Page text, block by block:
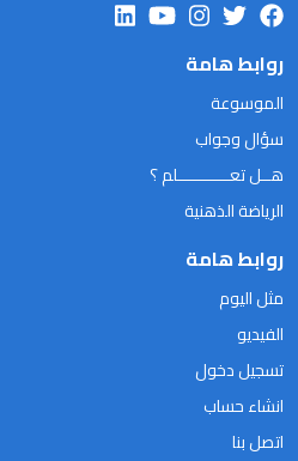
روابط هامة
الموسوعة
سؤال وجواب
هــل تعـــــــــــلم ؟
الرياضة الذهنية
روابط هامة
مثل اليوم
الفيديو
تسجيل دخول
انشاء حساب
اتصل بنا